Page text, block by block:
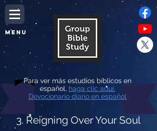
MENU
Para ver más estudios bíblicos en
español, haga clic aquí.
Devocionario diario en español
3. Reigning Over Your Soul